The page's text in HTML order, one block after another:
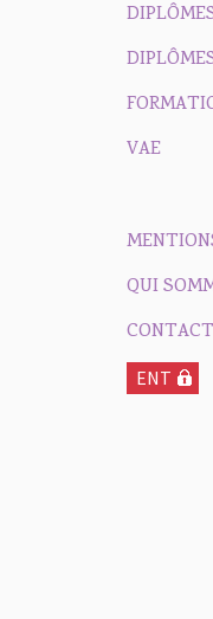
VAE
QUI
CONTACT
ENT